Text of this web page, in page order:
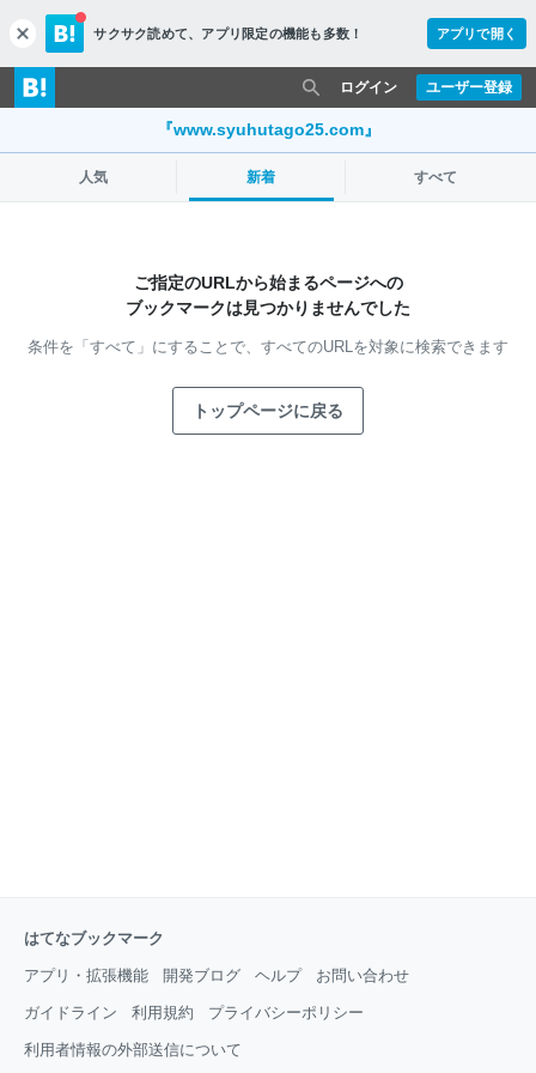
c
l
o
s
サクサク読めて、 アプリ限定の機能も多数！ アプリで開く
ユーザー登録
ログイン
『www.syuhutago25.com』
人気 新着 すべて
ご指定のURLから始まるページへの
ブックマークは見つかりませんでした
条件を「すべて」にすることで、 すべてのURLを対象に検索できます
トップページに戻る
はてなブックマーク
アプリ・拡張機能 開発ブログ ヘルプ お問い合わせ
ガイドライン 利用規約 プライバシーポリシー
利用者情報の外部送信について